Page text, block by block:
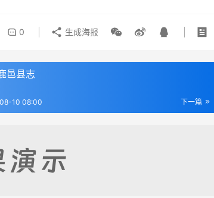
0 生成海报
邑县志
下一篇
10 08:00